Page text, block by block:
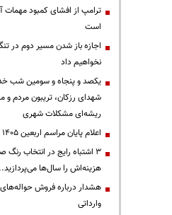
ترامپ از افشای کمبود مهمات
است
اجازه باز شدن مسیر دوم در
نخواهیم داد
یکصد و پنجاه و سومین شب
شهدای رزکان، تریبون مردم و
ریشه‌ای مشکلات شهری
اعلام پایان مراسم اربعین ۱۴۰۵
3 اشتباه رایج در انتخاب
هزینه‌اش را سال‌ها
هشدار درباره فروش
وارداتی